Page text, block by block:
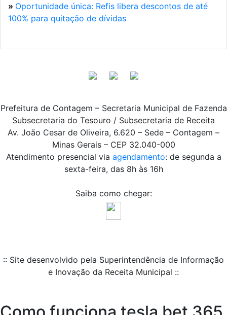
» Oportunidade única: Refis libera descontos de até
100% para quitação de dívidas
Prefeitura de Contagem – Secretaria Municipal de Fazenda
Subsecretaria do Tesouro / Subsecretaria de Receita
Av. João Cesar de Oliveira, 6.620 – Sede – Contagem –
Minas Gerais – CEP 32.040-000
Atendimento presencial via agendamento: de segunda a
sexta-feira, das 8h às 16h
Saiba como chegar:
:: Site desenvolvido pela Superintendência de Informação
e Inovação da Receita Municipal ::